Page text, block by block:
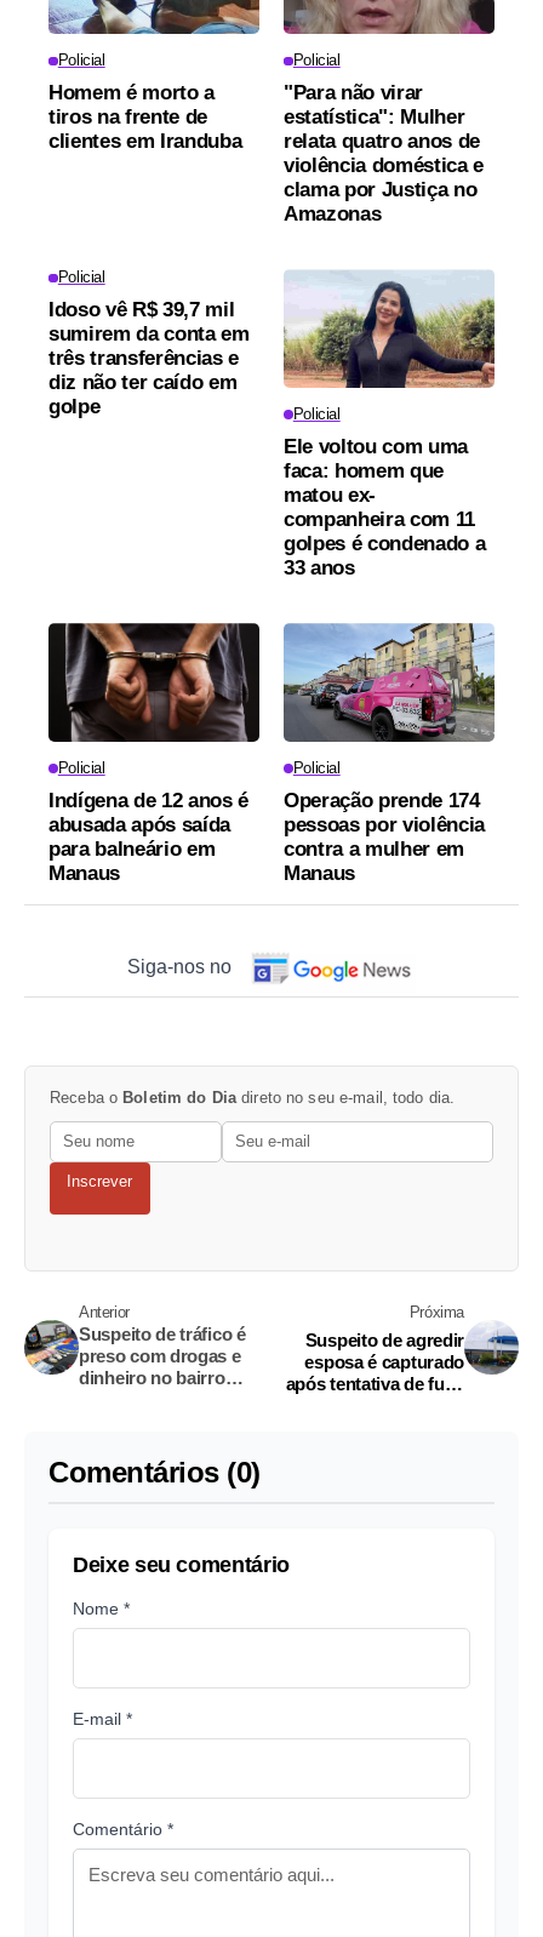
Policial
Homem é morto a
tiros na frente de
clientes em Iranduba
Policial
"Para não virar
estatística": Mulher
relata quatro anos de
violência doméstica e
clama por Justiça no
Amazonas
Policial
Idoso vê R$ 39,7 mil
sumirem da conta em
três transferências e
diz não ter caído em
golpe
Policial
Ele voltou com uma
faca: homem que
matou ex-
companheira com 11
golpes é condenado a
33 anos
Policial
Indígena de 12 anos é
abusada após saída
para balneário em
Manaus
Policial
Operação prende 174
pessoas por violência
contra a mulher em
Manaus
Siga-nos no
Receba o Boletim do Diadireto no seu e-mail, todo dia.
Inscrever
Anterior
Suspeito de tráfico é
preso com drogas e
dinheiro no bairro
Próxima
Suspeito de agredir
esposa é capturado
após tentativa de fuga
Comentários (0)
Deixe seu comentário
Nome *
E-mail *
Comentário *